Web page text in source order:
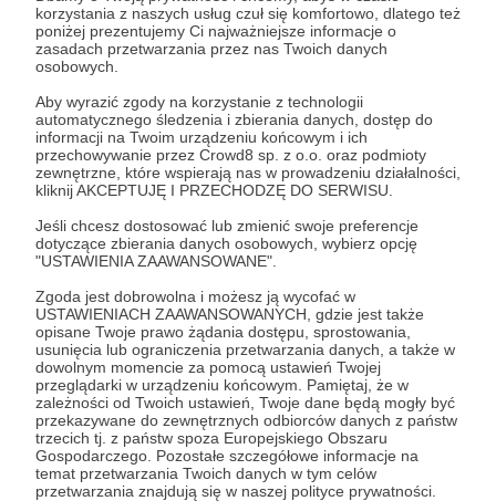
korzystania z naszych usług czuł się komfortowo, dlatego też
poniżej prezentujemy Ci najważniejsze informacje o
zasadach przetwarzania przez nas Twoich danych
osobowych.
Aby wyrazić zgody na korzystanie z technologii
automatycznego śledzenia i zbierania danych, dostęp do
informacji na Twoim urządzeniu końcowym i ich
przechowywanie przez Crowd8 sp. z o.o. oraz podmioty
zewnętrzne, które wspierają nas w prowadzeniu działalności,
kliknij AKCEPTUJĘ I PRZECHODZĘ DO SERWISU.
Jeśli chcesz dostosować lub zmienić swoje preferencje
dotyczące zbierania danych osobowych, wybierz opcję
"USTAWIENIA ZAAWANSOWANE".
Zgoda jest dobrowolna i możesz ją wycofać w
USTAWIENIACH ZAAWANSOWANYCH, gdzie jest także
opisane Twoje prawo żądania dostępu, sprostowania,
usunięcia lub ograniczenia przetwarzania danych, a także w
dowolnym momencie za pomocą ustawień Twojej
przeglądarki w urządzeniu końcowym. Pamiętaj, że w
zależności od Twoich ustawień, Twoje dane będą mogły być
przekazywane do zewnętrznych odbiorców danych z państw
trzecich tj. z państw spoza Europejskiego Obszaru
Gospodarczego. Pozostałe szczegółowe informacje na
temat przetwarzania Twoich danych w tym celów
przetwarzania znajdują się w naszej polityce prywatności.
Aby zobaczyć treść musisz zmienić ustawienia
polityki prywatności
animacja film animatik rysunek szkice
Udostępnij
Justyna Margielewska